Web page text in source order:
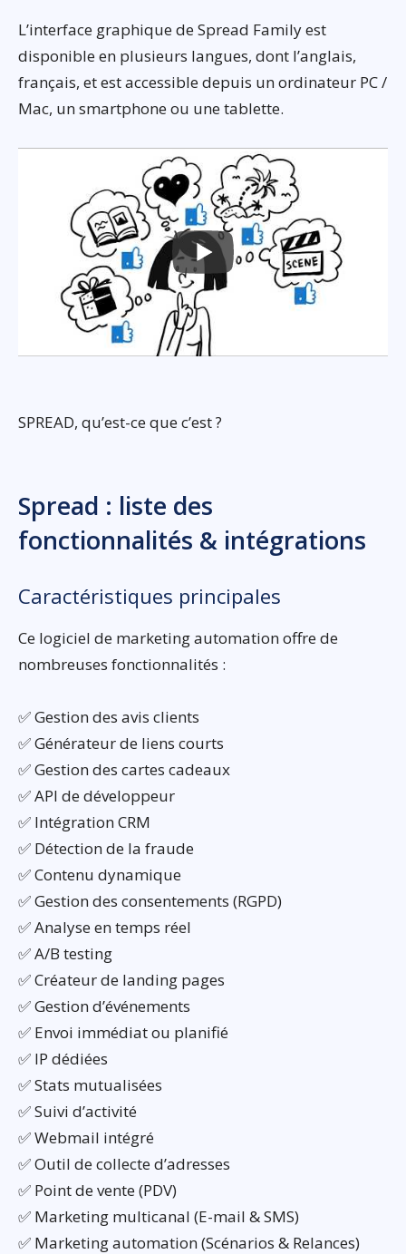
L’interface graphique de Spread Family est
disponible en plusieurs langues, dont l’anglais,
français, et est accessible depuis un ordinateur PC /
Mac, un smartphone ou une tablette.
SPREAD, qu’est-ce que c’est ?
Spread : liste des
fonctionnalités & intégrations
Caractéristiques principales
Ce logiciel de marketing automation offre de
nombreuses fonctionnalités :
✅ Gestion des avis clients
✅ Générateur de liens courts
✅ Gestion des cartes cadeaux
✅ API de développeur
✅ Intégration CRM
✅ Détection de la fraude
✅ Contenu dynamique
✅ Gestion des consentements (RGPD)
✅ Analyse en temps réel
✅ A/B testing
✅ Créateur de landing pages
✅ Gestion d’événements
✅ Envoi immédiat ou planifié
✅ IP dédiées
✅ Stats mutualisées
✅ Suivi d’activité
✅ Webmail intégré
✅ Outil de collecte d’adresses
✅ Point de vente (PDV)
✅ Marketing multicanal (E-mail & SMS)
✅ Marketing automation (Scénarios & Relances)